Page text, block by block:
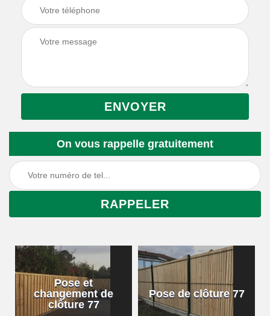
On vous rappelle gratuitement
Pose et
changement de
clôture 77
Pose de clôture 77